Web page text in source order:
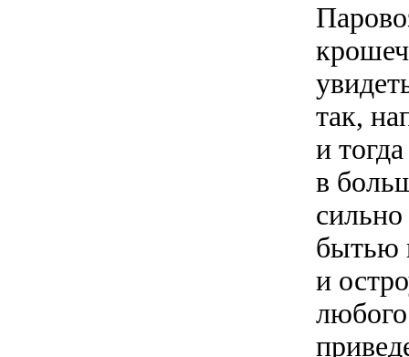
так,
и
в
бытью
и